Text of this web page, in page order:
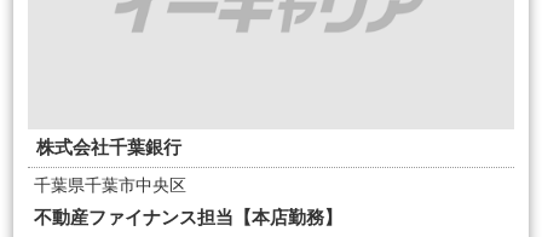
株式会社千葉銀行
千葉県千葉市中央区
不動産ファイナンス担当【本店勤務】